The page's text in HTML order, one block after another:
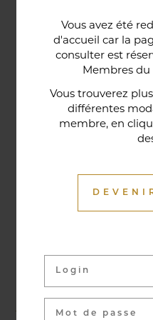
Vous avez été
d'accueil car la
consulter est
Membres du
Vous trouverez
différentes
membre, en
historique de la
cette trace du passé
être en ces lieux et
contribuent à la
restaurant
relooké en janvier
vous
Activités &